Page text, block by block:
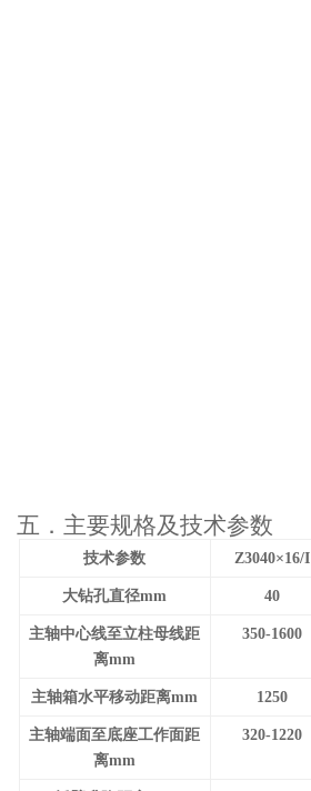
五． 主要规格及技术参数
技术参数 Z3040×16/I
大钻孔直径mm 40
主轴中心线至立柱母线距
离mm
350-1600
主轴箱水平移动距离mm 1250
主轴端面至底座工作面距
离mm
320-1220